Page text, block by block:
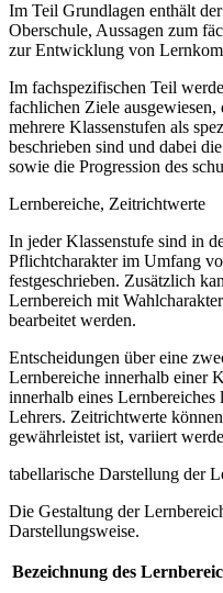
Im Teil Grundlagen enthält
Oberschule, Aussagen zum
zur Entwicklung von
Im fachspezifischen Teil
fachlichen Ziele
mehrere Klassenstufen als
beschrieben sind und dabei
sowie die Progression des
Lernbereiche, Zeitrichtwerte
In jeder Klassenstufe sind in
Pflichtcharakter im Umfang
festgeschrieben. Zusätzlich
Lernbereich mit
bearbeitet werden.
Entscheidungen über eine
Lernbereiche innerhalb einer
innerhalb eines
Lehrers. Zeitrichtwerte
gewährleistet ist, variiert
tabellarische Darstellung der
Die Gestaltung der
Darstellungsweise.
Bezeichnung des